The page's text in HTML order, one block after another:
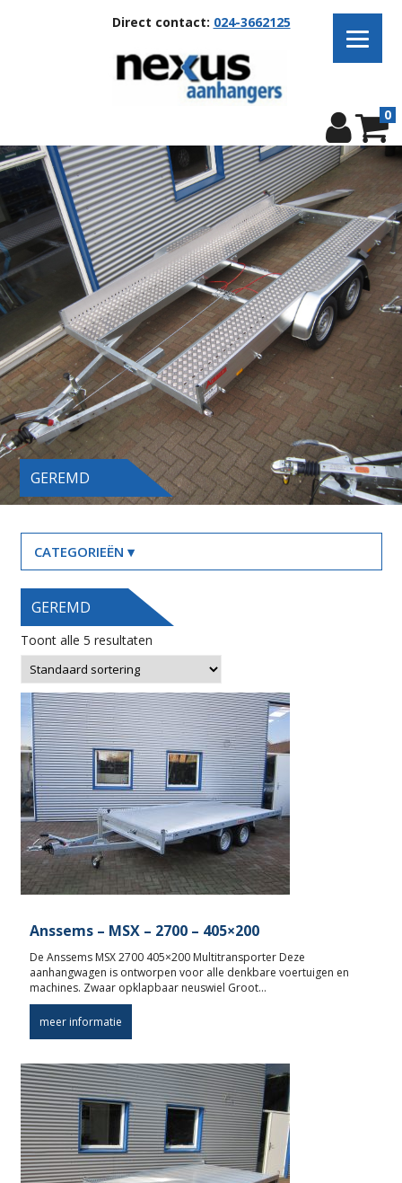
Direct contact: 024-3662125
0
GEREMD
GEREMD
Toont alle 5 resultaten
Anssems – MSX – 2700 – 405×200
De Anssems MSX 2700 405×200 Multitransporter Deze
aanhangwagen is ontworpen voor alle denkbare voertuigen en
machines. Zwaar opklapbaar neuswiel Groot…
meer informatie